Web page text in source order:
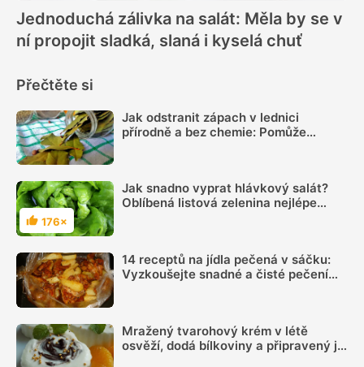
Jednoduchá zálivka na salát: Měla by se v
ní propojit sladká, slaná i kyselá chuť
Přečtěte si
Jak odstranit zápach v lednici
přírodně a bez chemie: Pomůže
Hodnocení
176×
Jak snadno vyprat hlávkový salát?
Oblíbená listová zelenina nejlépe
14 receptů na jídla pečená v sáčku:
Vyzkoušejte snadné a čisté pečení
Mražený tvarohový krém v létě
osvěží, dodá bílkoviny a připravený je